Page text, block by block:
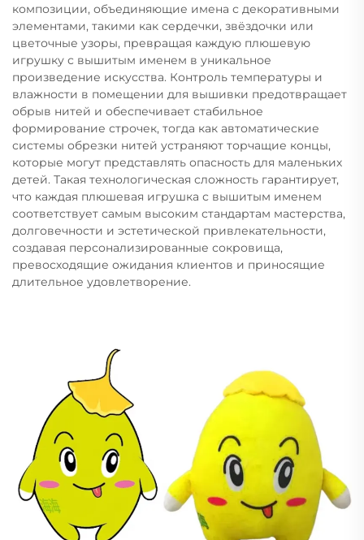
композиции, объединяющие имена с декоративными
элементами, такими как сердечки, звёздочки или
цветочные узоры, превращая каждую плюшевую
игрушку с вышитым именем в уникальное
произведение искусства. Контроль температуры и
влажности в помещении для вышивки предотвращает
обрыв нитей и обеспечивает стабильное
формирование строчек, тогда как автоматические
системы обрезки нитей устраняют торчащие концы,
которые могут представлять опасность для маленьких
детей. Такая технологическая сложность гарантирует,
что каждая плюшевая игрушка с вышитым именем
соответствует самым высоким стандартам мастерства,
долговечности и эстетической привлекательности,
создавая персонализированные сокровища,
превосходящие ожидания клиентов и приносящие
длительное удовлетворение.